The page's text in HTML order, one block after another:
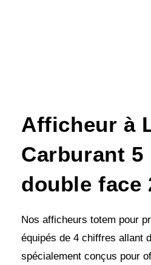
Afficheur à
Carburant 5
double face
Nos afficheurs totem pour
équipés de 4 chiffres allant
spécialement conçus pour